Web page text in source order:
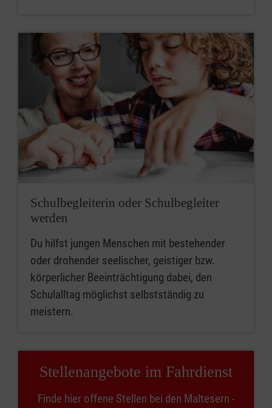
Schulbegleiterin oder Schulbegleiter
werden
Du hilfst jungen Menschen mit bestehender
oder drohender seelischer, geistiger bzw.
körperlicher Beeinträchtigung dabei, den
Schulalltag möglichst selbstständig zu
meistern.
Stellenangebote im Fahrdienst
Finde hier offene Stellen bei den Maltesern -